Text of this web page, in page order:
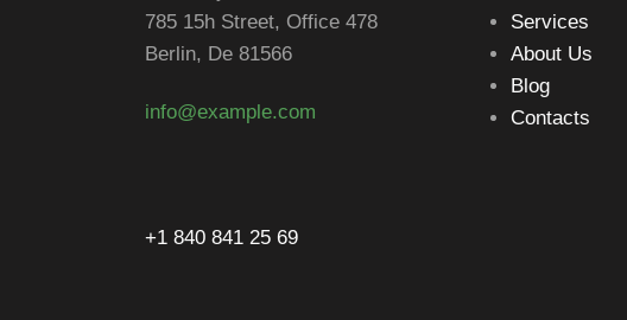
785 15h Street, Office 478
Berlin, De 81566
info@example.com
+1 840 841 25 69
Services
About Us
Blog
Contacts